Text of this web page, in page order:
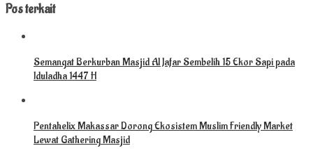
Pos terkait
Semangat Berkurban Masjid Al Jafar Sembelih 15 Ekor Sapi pada
Iduladha 1447 H
Pentahelix Makassar Dorong Ekosistem Muslim Friendly Market
Lewat Gathering Masjid